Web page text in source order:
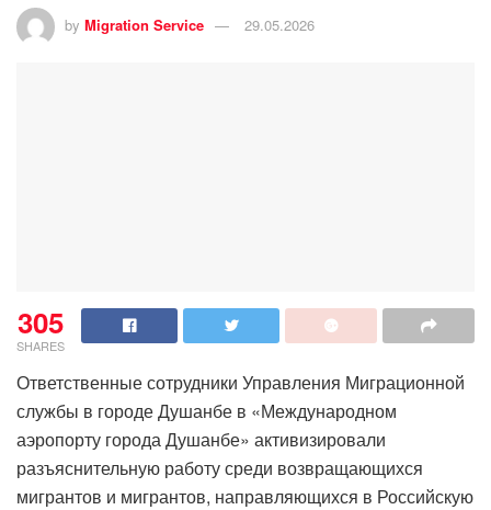
by Migration Service 29.05.2026
305
SHARES
Ответственные сотрудники Управления Миграционной
службы в городе Душанбе в «Международном
аэропорту города Душанбе» активизировали
разъяснительную работу среди возвращающихся
мигрантов и мигрантов, направляющихся в Российскую